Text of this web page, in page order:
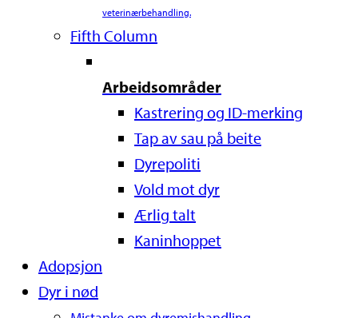
veterinærbehandling.
Fifth Column
Arbeidsområder
Kastrering og ID-merking
Tap av sau på beite
Dyrepoliti
Vold mot dyr
Ærlig talt
Kaninhoppet
Adopsjon
Dyr i nød